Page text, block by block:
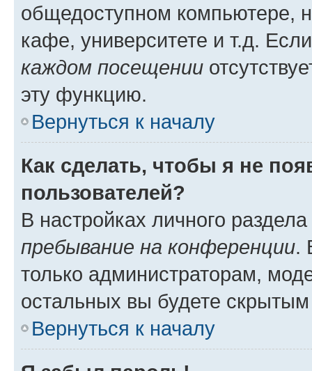
общедоступном компьютере,
кафе, университете и т.д.
каждом посещении
эту функцию.
Вернуться к началу
Как сделать, чтобы я не
пользователей?
В настройках личного
пребывание на конференции.
только администраторам,
остальных вы будете
Вернуться к началу